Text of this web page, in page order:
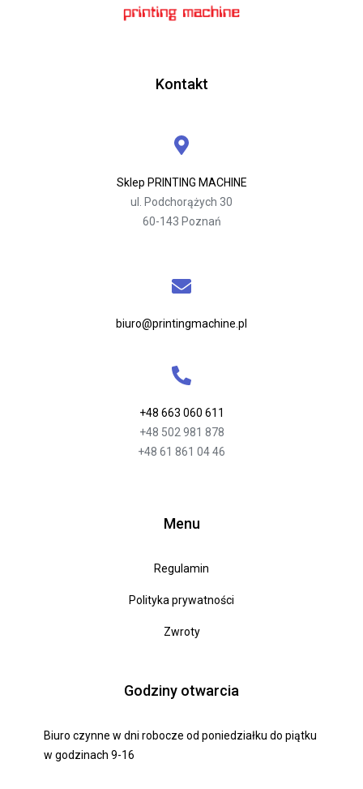
Kontakt
Sklep PRINTING MACHINE
ul. Podchorążych 30
60-143 Poznań
biuro@printingmachine.pl
+48 663 060 611
+48 502 981 878
+48 61 861 04 46
Menu
Regulamin
Polityka prywatności
Zwroty
Godziny otwarcia
Biuro czynne w dni robocze od poniedziałku do piątku
w godzinach 9-16